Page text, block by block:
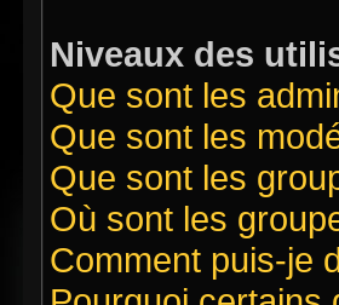
Niveaux des
Que sont les
Que sont les
Que sont les
Où sont les
Comment puis-je